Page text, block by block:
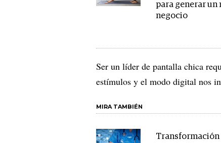
para generar un
negocio
Ser un líder de pantalla chica
estímulos y el modo digital nos
MIRA TAMBIÉN